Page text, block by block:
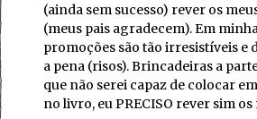
(ainda sem sucesso) rever os
(meus pais agradecem). Em
promoções são tão irresistíveis e
a pena (risos). Brincadeiras a
que não serei capaz de colocar
no livro, eu PRECISO rever sim